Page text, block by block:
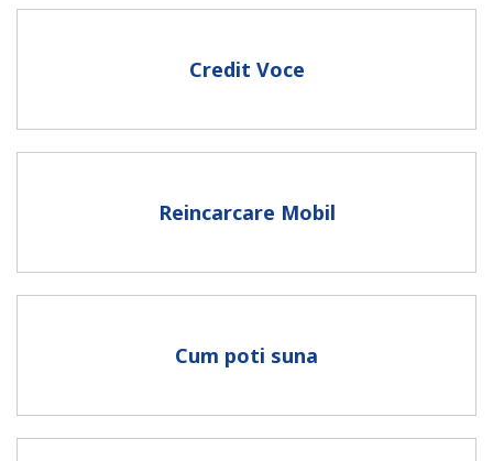
Un simbol/litera speciala
Prin deschiderea unui cont pe acest site, sunt de acord cu
Credit Voce
Reincarcare Mobil
Cum poti suna